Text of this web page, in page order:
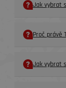
Jak vybrat
Proč právě
Jak vybrat